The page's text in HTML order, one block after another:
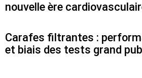
nouvelle ère
Carafes filtrantes :
et biais des tests grand